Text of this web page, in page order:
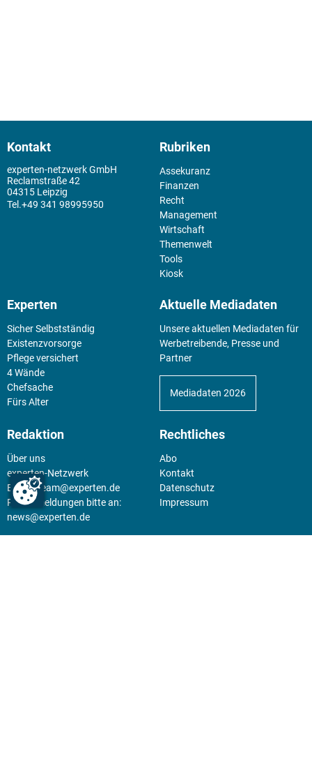
Kontakt
experten-netzwerk GmbH
Reclamstraße 42
04315 Leipzig
+49 341 98995950
Rubriken
Assekuranz
Finanzen
Recht
Management
Wirtschaft
Themenwelt
Tools
Kiosk
Experten
Sicher Selbstständig
Existenz­vorsorge
Pflege versichert
4 Wände
Chefsache
Fürs Alter
Aktuelle Mediadaten
Unsere aktuellen Mediadaten für
Werbetreibende, Presse und
Partner
Mediadaten 2026
Redaktion
Über uns
experten-Netzwerk
E-Mail:team@experten.de
Pressemeldungen bitte an:
news@experten.de
Rechtliches
Abo
Kontakt
Datenschutz
Impressum